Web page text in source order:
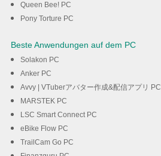
Queen Bee! PC
Pony Torture PC
Beste Anwendungen auf dem PC
Solakon PC
Anker PC
Avvy | VTuberアバター作成&配信アプリ PC
MARSTEK PC
LSC Smart Connect PC
eBike Flow PC
TrailCam Go PC